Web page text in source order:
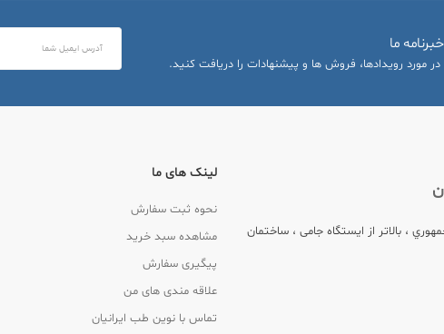
ما
مورد رویدادها، فروش ها و پیشنهادات را دریافت کنید.
، بالاتر از ایستگاه جامی ، ساختمان
لینک های ما
نحوه ثبت سفارش
مشاهده سبد خرید
پیگیری سفارش
علاقه مندی های من
تماس با نوین طب ایرانیان